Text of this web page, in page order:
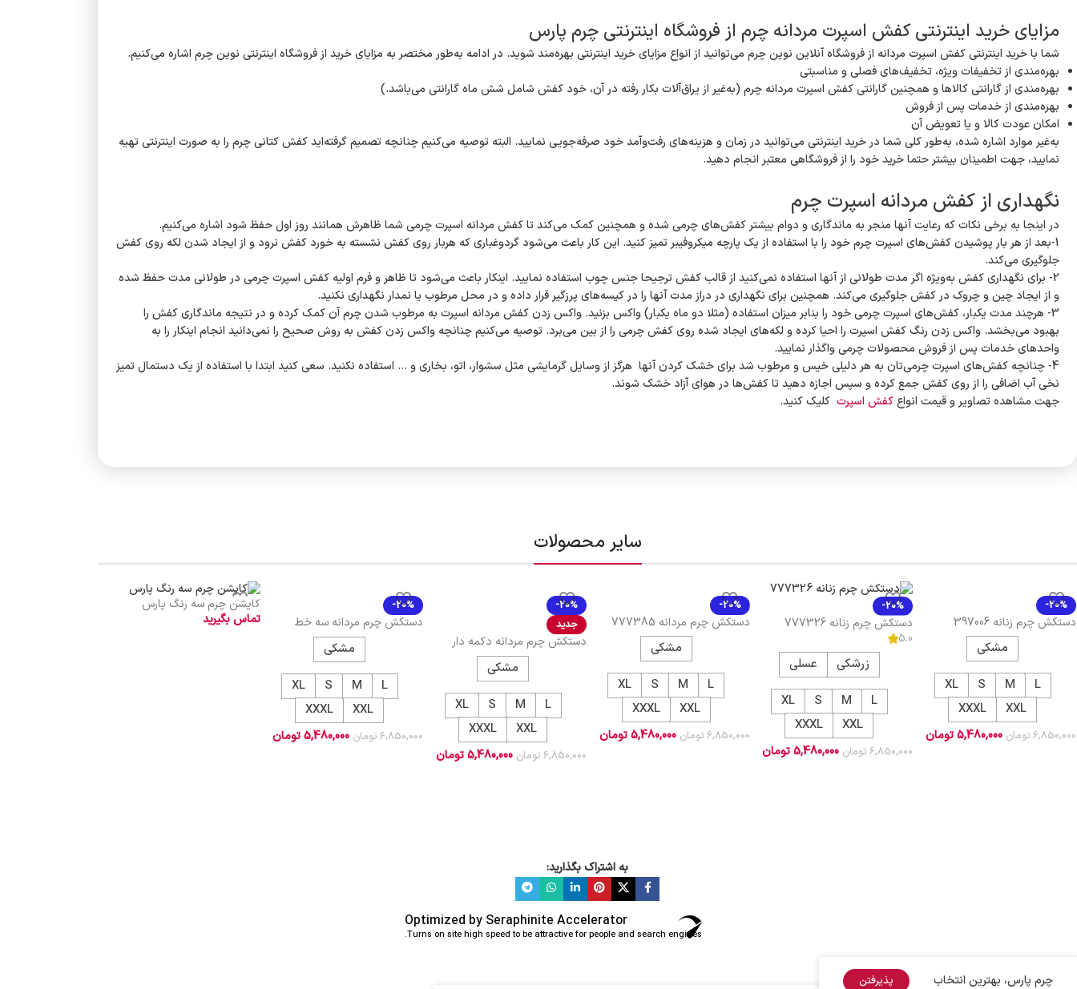
مزایای خرید اینترنتی کفش اسپرت مردانه چرم از فروشگاه اینترنتی چرم پارس
شما با خرید اینترنتی کفش اسپرت مردانه از فروشگاه آنلاین نوین چرم می‌توانید از انواع مزایای خرید اینترنتی بهره‌مند شوید. در ادامه به‌طور مختصر به مزایای خرید از فروشگاه اینترنتی نوین چرم اشاره می‌کنیم.
بهره‌مندی از تخفیفات ویژه، تخفیف‌های فصلی و مناسبتی
بهره‌مندی از گارانتی کالاها و همچنین گارانتی کفش اسپرت مردانه چرم (به‌غیر از یراق‌آلات بکار رفته در آن، خود کفش شامل شش ماه گارانتی می‌باشد.)
بهره‌مندی از خدمات پس از فروش
امکان عودت کالا و یا تعویض آن
به‌غیر موارد اشاره شده، به‌طور کلی شما در خرید اینترنتی می‌توانید در زمان و هزینه‌های رفت‌وآمد خود صرفه‌جویی نمایید. البته توصیه می‌کنیم چنانچه تصمیم گرفته‌اید کفش کتانی چرم را به صورت اینترنتی تهیه
نمایید، جهت اطمینان بیشتر حتما خرید خود را از فروشگاهی معتبر انجام دهید.
نگهداری از کفش مردانه اسپرت چرم
در اینجا به برخی نکات که رعایت آنها منجر به ماندگاری و دوام بیشتر کفش‌های چرمی شده و همچنین کمک می‌کند تا کفش مردانه اسپرت چرمی شما ظاهرش همانند روز اول حفظ شود اشاره می‌کنیم.
1-بعد از هر بار پوشیدن کفش‌های اسپرت چرم خود را با استفاده از یک پارچه میکروفیبر تمیز کنید. این کار باعث می‌شود گردوغباری که هربار روی کفش نشسته به خورد کفش نرود و از ایجاد شدن لکه روی کفش
جلوگیری می‌کند.
2- برای نگهداری کفش به‌ویژه اگر مدت طولانی از آنها استفاده نمی‌کنید از قالب کفش ترجیحا جنس چوب استفاده نمایید. اینکار باعث می‌شود تا ظاهر و فرم اولیه کفش اسپرت چرمی در طولانی مدت حفظ شده
و از ایجاد چین و چروک در کفش جلوگیری می‌کند. همچنین برای نگهداری در دراز مدت آنها را در کیسه‌های پرزگیر قرار داده و در محل مرطوب یا نمدار نگهداری نکنید.
3- هرچند مدت یکبار، کفش‌های اسپرت چرمی خود را بنابر میزان استفاده (مثلا دو ماه یکبار) واکس بزنید. واکس زدن کفش مردانه اسپرت به مرطوب شدن چرم آن کمک کرده و در نتیجه ماندگاری کفش را
بهبود می‌بخشد. واکس زدن رنگ کفش اسپرت را احیا کرده و لکه‌های ایجاد شده روی کفش چرمی را از بین می‌برد. توصیه می‌کنیم چنانچه واکس زدن کفش به روش صحیح را نمی‌دانید انجام اینکار را به
واحدهای خدمات پس از فروش محصولات چرمی واگذار نمایید.
4- چنانچه کفش‌های اسپرت چرمی‌تان به هر دلیلی خیس و مرطوب شد برای خشک کردن آنها هرگز از وسایل گرمایشی مثل سشوار، اتو، بخاری و … استفاده نکنید. سعی کنید ابتدا با استفاده از یک دستمال تمیز
نخی آب اضافی را از روی کفش جمع کرده و سپس اجازه دهید تا کفش‌ها در هوای آزاد خشک شوند.
جهت مشاهده تصاویر و قیمت انواعکفش اسپرت کلیک کنید.
سایر محصولات
-20%
دستکش چرم زنانه 397006
مشکی
L
M
S
XL
XXL
XXXL
6,850,000 تومان 5,480,000تومان
-20%
دستکش چرم زنانه 777326
5.0
زرشکی
عسلی
L
M
S
XL
XXL
XXXL
6,850,000 تومان 5,480,000 تومان
-20%
دستکش چرم مردانه 777385
مشکی
L
M
S
XL
XXL
XXXL
6,850,000 تومان 5,480,000 تومان
-20%
جدید
دستکش چرم مردانه دکمه دار
مشکی
L
M
S
XL
XXL
XXXL
6,850,000 تومان 5,480,000تومان
-20%
دستکش چرم مردانه سه خط
مشکی
L
M
S
XL
XXL
XXXL
6,850,000 تومان 5,480,000 تومان
کاپشن چرم سه رنگ پارس
تماس بگیرید
به اشتراک بگذارید:
چرم پارس، بهترین انتخاب پذیرفتن
Optimized by Seraphinite Accelerator
Turns on site high speed to be attractive for people and search engines.